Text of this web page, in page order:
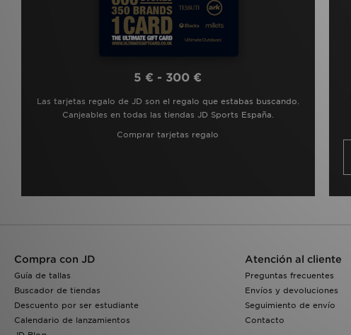
5 € - 300 €
Las tarjetas regalo de JD son el regalo que estabas buscando.
Canjeables en todas las tiendas JD Sports España.
Comprar tarjetas regalo
Compra con JD
Guía de tallas
Buscador de tiendas
Descuento por ser estudiante
Calendario de lanzamientos
Atención al cliente
Preguntas frecuentes
Envíos y devoluciones
Seguimiento de envío
Contacto